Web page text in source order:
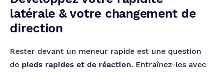
latérale & votre changement de
direction
Rester devant un meneur rapide est une question
de pieds rapides et de réaction. Entraînez-les avec